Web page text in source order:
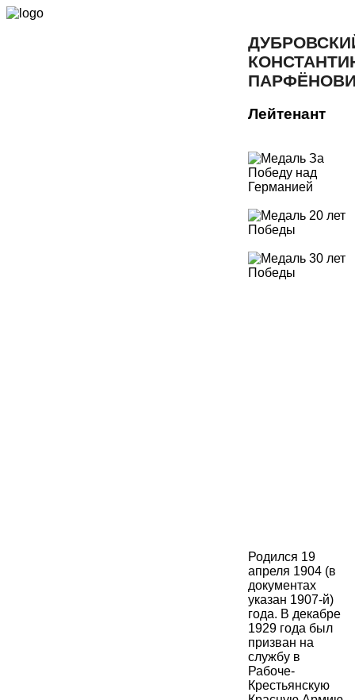
Лейтенант
Родился 19
апреля 1904 (в
документах
указан 1907-й)
года. В декабре
1929 года был
призван на
службу в
Рабоче-
Крестьянскую